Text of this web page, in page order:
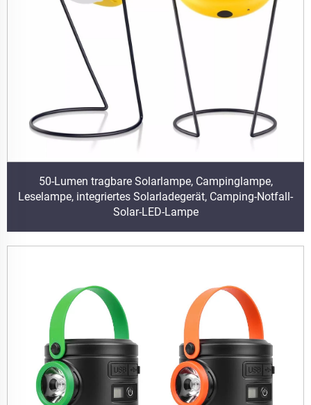
50-Lumen tragbare Solarlampe, Campinglampe,
Leselampe, integriertes Solarladegerät, Camping-Notfall-
Solar-LED-Lampe